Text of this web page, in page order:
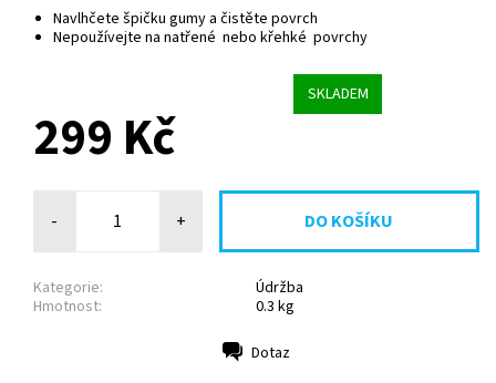
Navlhčete špičku gumy a čistěte povrch
Nepoužívejte na natřené nebo křehké povrchy
SKLADEM
299 Kč
- +
Kategorie:
Údržba
Hmotnost:
0.3 kg
Dotaz